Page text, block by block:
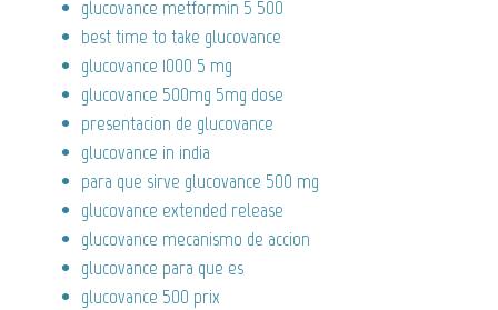
glucovance metformin 5 500
best time to take glucovance
glucovance 1000 5 mg
glucovance 500mg 5mg dose
presentacion de glucovance
glucovance in india
para que sirve glucovance 500 mg
glucovance extended release
glucovance mecanismo de accion
glucovance para que es
glucovance 500 prix